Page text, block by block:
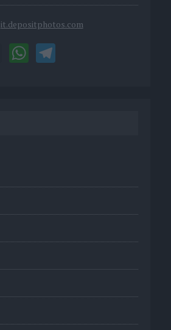
it.depositphotos.com